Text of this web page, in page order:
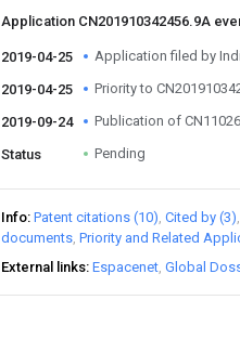
Application CN201910342456.9A
2019-04-25 Application filed by
2019-04-25 Priority to
2019-09-24 Publication of
Status Pending
Info Patent citations (10) Cited by (3)
documents Priority and Related
External links Espacenet Global